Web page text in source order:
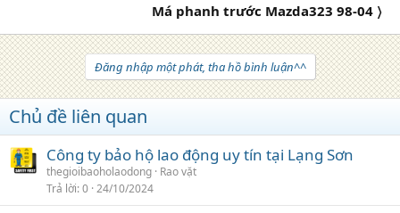
Má phanh trước Mazda323 98-04 〉
Đăng nhập một phát, tha hồ bình luận^^
Chủ đề liên quan
Công ty bảo hộ lao động uy tín tại Lạng Sơn
thegioibaoholaodong Rao vặt
Trả lời 0 24/10/2024